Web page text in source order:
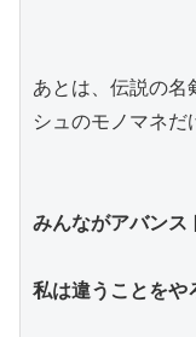
あとは、伝説の名
シュのモノマネだ
みんながアバンス
私は違うことをや